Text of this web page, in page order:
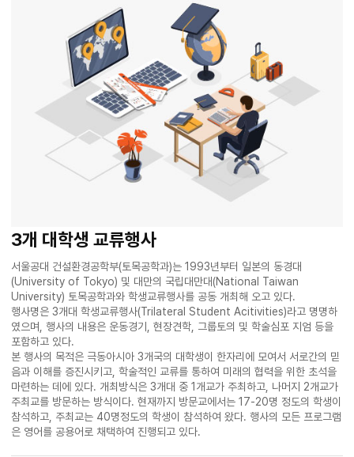
3개 대학생 교류행사
서울공대 건설환경공학부(토목공학과)는 1993년부터 일본의 동경대
(University of Tokyo) 및 대만의 국립대만대(National Taiwan
University) 토목공학과와 학생교류행사를 공동 개최해 오고 있다.
행사명은 3개대 학생교류행사(Trilateral Student Acitivities)라고 명명하
였으며, 행사의 내용은 운동경기, 현장견학, 그룹토의 및 학술심포 지엄 등을
포함하고 있다.
본 행사의 목적은 극동아시아 3개국의 대학생이 한자리에 모여서 서로간의 믿
음과 이해를 증진시키고, 학술적인 교류를 통하여 미래의 협력을 위한 초석을
마련하는 데에 있다. 개최방식은 3개대 중 1개교가 주최하고, 나머지 2개교가
주최교를 방문하는 방식이다. 현재까지 방문교에서는 17-20명 정도의 학생이
참석하고, 주최교는 40명정도의 학생이 참석하여 왔다. 행사의 모든 프로그램
은 영어를 공용어로 채택하여 진행되고 있다.